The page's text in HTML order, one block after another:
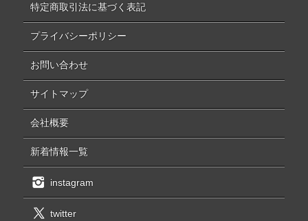
特定商取引法に基づく表記
プライバシーポリシー
お問い合わせ
サイトマップ
会社概要
新着情報一覧
instagram
twitter